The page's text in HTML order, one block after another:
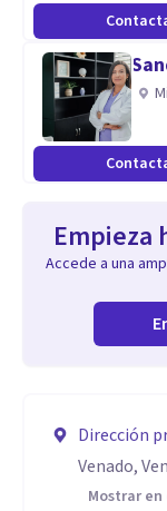
Empieza
Accede a una
Dirección
Venado,
Mostrar